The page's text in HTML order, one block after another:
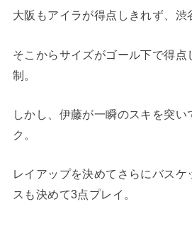
大阪もアイラが得点しきれず、渋
そこからサイズがゴール下で得点
制。
しかし、伊藤が一瞬のスキを突い
ク。
レイアップを決めてさらにバスケ
スも決めて3点プレイ。